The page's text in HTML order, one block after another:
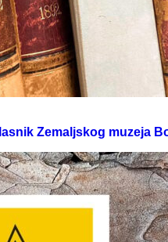
Zemaljskog muzeja